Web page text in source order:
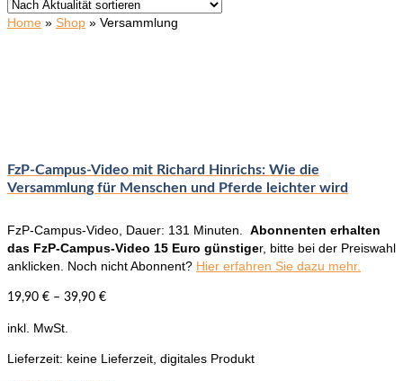
sortiert
Home » Shop » Versammlung
FzP-Campus-Video mit Richard Hinrichs: Wie die
Versammlung für Menschen und Pferde leichter wird
FzP-Campus-Video, Dauer: 131 Minuten. Abonnenten erhalten
das FzP-Campus-Video 15 Euro günstiger, bitte bei der Preiswahl
anklicken. Noch nicht Abonnent? Hier erfahren Sie dazu mehr.
19,90 € – 39,90 €
inkl. MwSt.
Lieferzeit: keine Lieferzeit, digitales Produkt